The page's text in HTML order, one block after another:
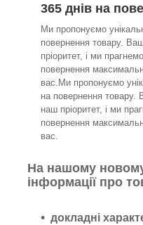
365 днів на
Ми пропонуємо
повернення товару.
пріоритет, і ми
повернення
вас.Ми пропонуємо
на повернення товару.
наш пріоритет, і ми
повернення
вас.
На нашому
інформації про
докладні